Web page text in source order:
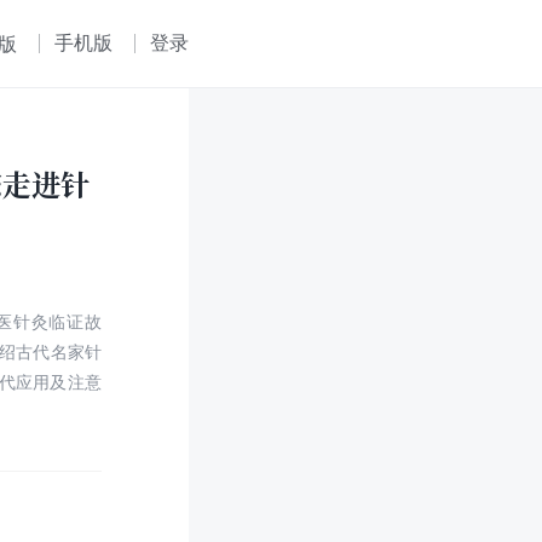
手机版 登录
进针
针灸临证故
古代名家针
应用及注意